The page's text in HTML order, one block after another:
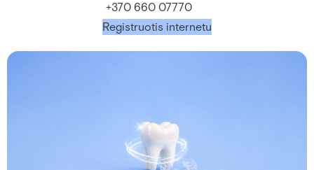
+370 660 07770
Registruotis internetu